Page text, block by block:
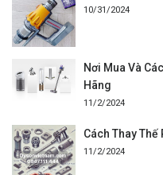
10/31/2024
Nơi Mua Và
Hãng
11/2/2024
Cách Thay Thế
11/2/2024